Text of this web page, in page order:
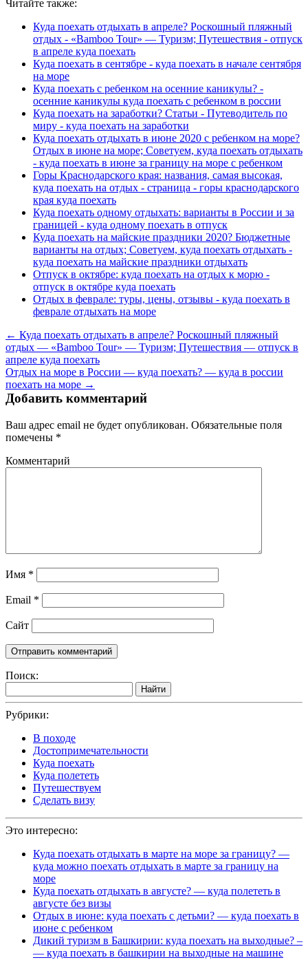
Читайте также:
Куда поехать отдыхать в апреле? Роскошный пляжный
отдых - «Bamboo Tour» — Туризм; Путешествия - отпуск
в апреле куда поехать
Куда поехать в сентябре - куда поехать в начале сентября
на море
Куда поехать с ребенком на осенние каникулы? -
осенние каникулы куда поехать с ребенком в россии
Куда поехать на заработки? Статьи - Путеводитель по
миру - куда поехать на заработки
Куда поехать отдыхать в июне 2020 с ребенком на море?
Отдых в июне на море; Советуем, куда поехать отдыхать
- куда поехать в июне за границу на море с ребенком
Горы Краснодарского края: названия, самая высокая,
куда поехать на отдых - cтраница - горы краснодарского
края куда поехать
Куда поехать одному отдыхать: варианты в России и за
границей - куда одному поехать в отпуск
Куда поехать на майские праздники 2020? Бюджетные
варианты на отдых; Советуем, куда поехать отдыхать -
куда поехать на майские праздники отдыхать
Отпуск в октябре: куда поехать на отдых к морю -
отпуск в октябре куда поехать
Отдых в феврале: туры, цены, отзывы - куда поехать в
феврале отдыхать на море
← Куда поехать отдыхать в апреле? Роскошный пляжный
отдых — «Bamboo Tour» — Туризм; Путешествия — отпуск в
апреле куда поехать
Отдых на море в России — куда поехать? — куда в россии
поехать на море →
Добавить комментарий
Ваш адрес email не будет опубликован. Обязательные поля
помечены *
Комментарий
Имя *
Email *
Сайт
Поиск:
Найти
Рубрики:
В походе
Достопримечательности
Куда поехать
Куда полететь
Путешествуем
Сделать визу
Это интересно:
Куда поехать отдыхать в марте на море за границу? —
куда можно поехать отдыхать в марте за границу на
море
Куда поехать отдыхать в августе? — куда полететь в
августе без визы
Отдых в июне: куда поехать с детьми? — куда поехать в
июне с ребенком
Дикий туризм в Башкирии: куда поехать на выходные? –
— куда поехать в башкирии на выходные на машине